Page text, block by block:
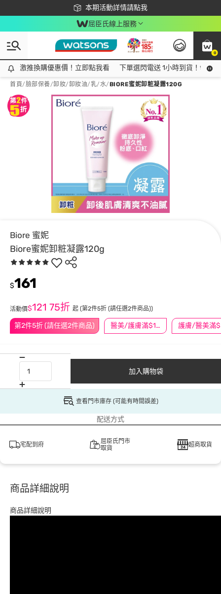
本期活動詳情請點我
下載app最高回饋$350
屈臣氏線上服務
0
激推換購優惠價！立即點我看
激推換購優惠價！立即點我看 下單選閃電送 1小時到貨！領神
首頁/臉部保養/卸妝/卸妝油/乳/水/BIORE蜜妮卸粧凝露120G
Biore 蜜妮
Biore蜜妮卸粧凝露120g
第2件5折 (請任選2件商品) 醫美/護膚滿$1200送$200
$161
活動價$121 75折 起 (第2件5折 (請任選2件商品))
加入購物袋
查看門市庫存 (可能有時間誤差)
配送方式
宅配到府
屈臣氏門市
取貨
超商取貨
商品詳細說明
商品詳細說明